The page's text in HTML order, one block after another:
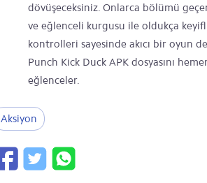
dövüşeceksiniz. Onlarca bölümü
ve eğlenceli kurgusu ile oldukça
kontrolleri sayesinde akıcı bir oyun
Punch Kick Duck APK dosyasını
eğlenceler.
Aksiyon